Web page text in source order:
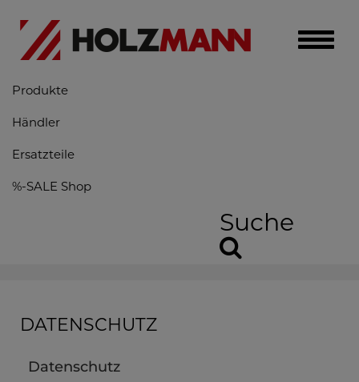
Toggle
Produkte
Händler
Ersatzteile
%-SALE Shop
Suche
DATENSCHUTZ
Datenschutz